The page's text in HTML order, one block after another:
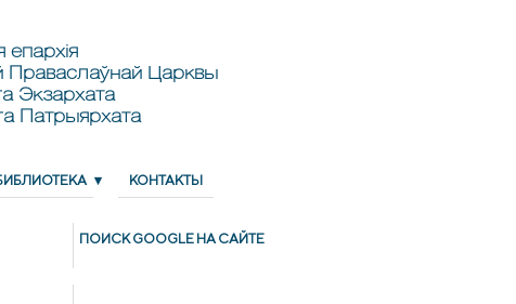
епархія
Праваслаўнай Царквы
Экзархата
Патрыярхата
КОНТАКТЫ
ПОИСК GOОGLE НА САЙТЕ